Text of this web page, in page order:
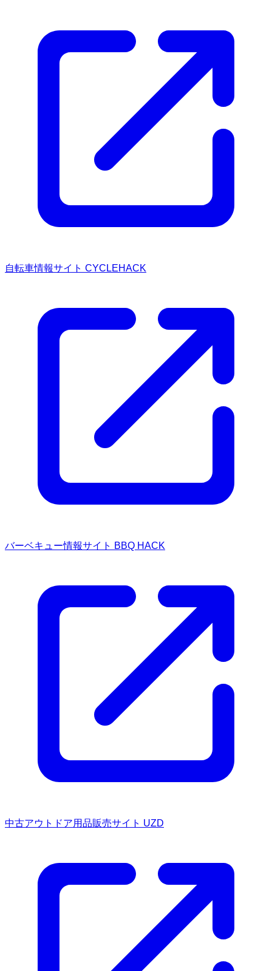
自転車情報サイト CYCLEHACK
バーベキュー情報サイト BBQ HACK
中古アウトドア用品販売サイト UZD